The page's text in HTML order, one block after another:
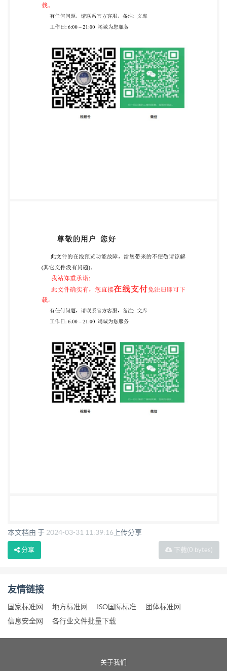
本文档由 于 2024-03-31 11:39:16 上传分享
下载(0 bytes)
分享
友情链接
国家标准网 地方标准网 ISO国际标准
团体标准网
信息安全网
各行业文件批量下载
关于我们